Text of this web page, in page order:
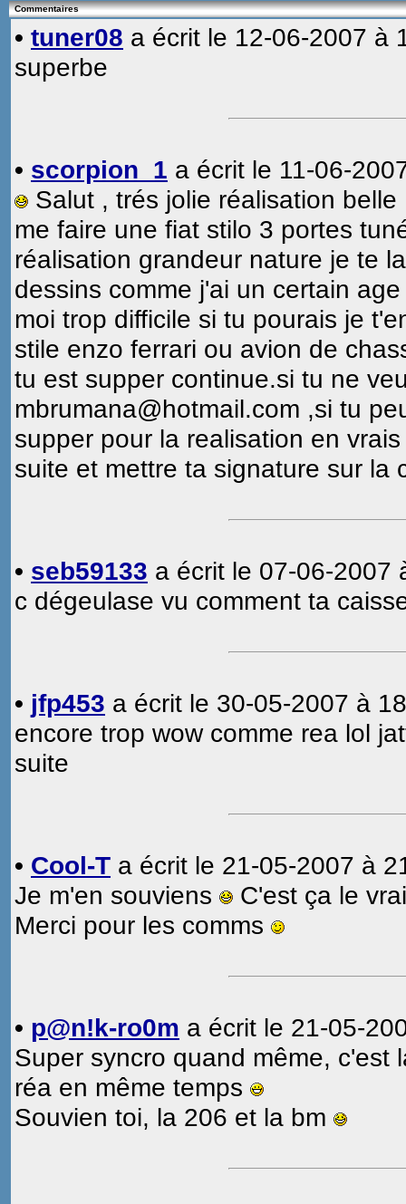
Commentaires
• tuner08 a écrit le 12-06-2007 à
superbe
• scorpion_1 a écrit le 11-06-
Salut , trés jolie réalisation
me faire une fiat stilo 3 portes
réalisation grandeur nature je te
dessins comme j'ai un certain
moi trop difficile si tu pourais je
stile enzo ferrari ou avion de
tu est supper continue.si tu ne
mbrumana@hotmail.com ,si tu
supper pour la realisation en
suite et mettre ta signature sur la
• seb59133 a écrit le 07-06-2007
c dégeulase vu comment ta
• jfp453 a écrit le 30-05-2007 à
encore trop wow comme rea lol
suite
• Cool-T a écrit le 21-05-2007 à
Je m'en souviens
C'est ça le
Merci pour les comms
• p@n!k-ro0m a écrit le 21-05-
Super syncro quand même, c'est
réa en même temps
Souvien toi, la 206 et la bm